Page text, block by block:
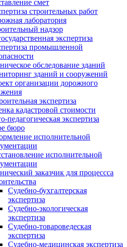
смет
строительных работ
лаборатория
надзор
экспертиза
промышленной
обследование зданий
зданий и сооружений
организации дорожного
экспертиза
кадастровой стоимости
педагогическая экспертиза
бюро
исполнительной
исполнительной
заказчик для процессса
Судебно-бухгалтерская
экспертиза
Судебно-экологическая
экспертиза
Судебно-товароведеская
экспертиза
Судебно-медицинская экспертиза